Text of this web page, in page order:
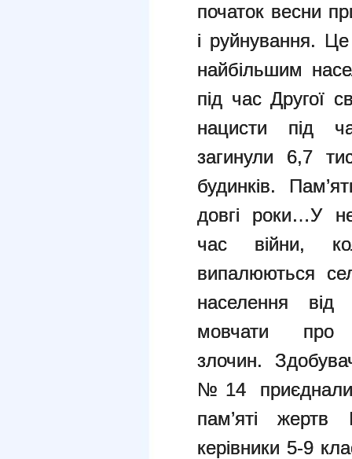
початок весни
і руйнування.
найбільшим
під час Другої
нацисти під
загинули 6,7
будинків.
довгі роки…У
час війни,
випалюються
населення
мовчати про
злочин.
№14
пам’яті жертв
керівники 5-9